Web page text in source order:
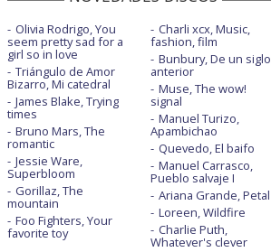
Olivia Rodrigo, You
seem pretty sad for a
girl so in love
Triángulo de Amor
Bizarro, Mi catedral
James Blake, Trying
times
Bruno Mars, The
romantic
Jessie Ware,
Superbloom
Gorillaz, The
mountain
Foo Fighters, Your
favorite toy
Charli xcx, Music,
fashion, film
Bunbury, De un siglo
anterior
Muse, The wow!
signal
Manuel Turizo,
Apambichao
Quevedo, El baifo
Manuel Carrasco,
Pueblo salvaje I
Ariana Grande, Petal
Loreen, Wildfire
Charlie Puth,
Whatever's clever